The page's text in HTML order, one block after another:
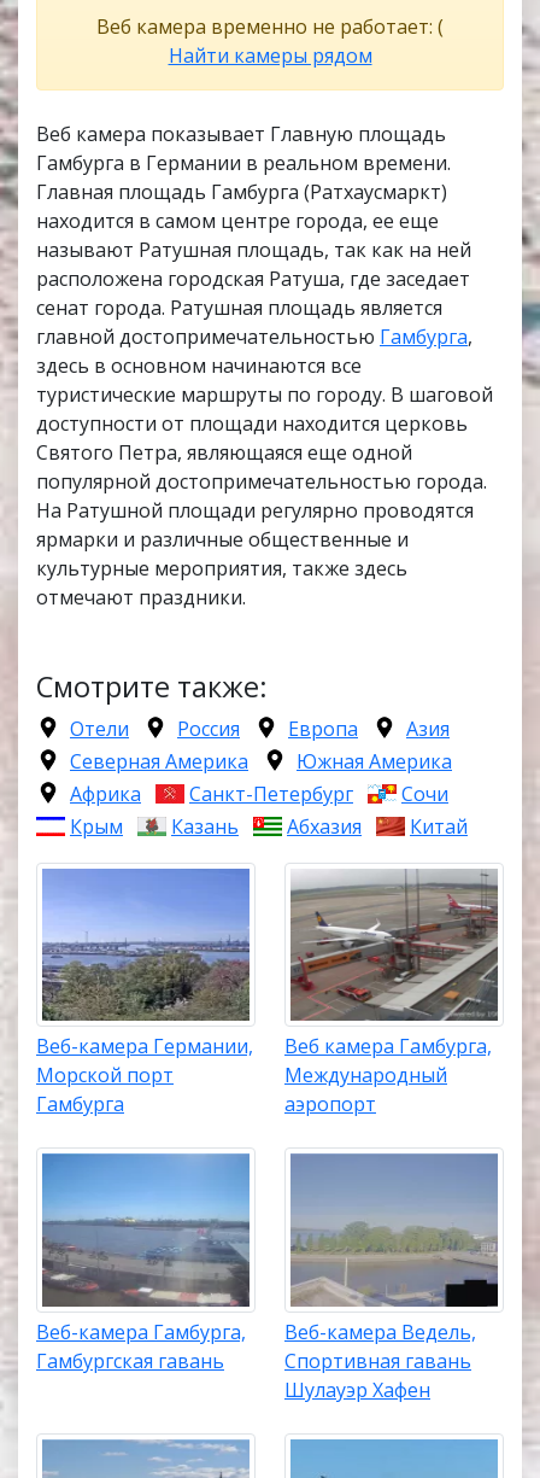
Веб камера временно не работает: (
Найти камеры рядом
Веб камера показывает Главную площадь
Гамбурга в Германии в реальном времени.
Главная площадь Гамбурга (Ратхаусмаркт)
находится в самом центре города, ее еще
называют Ратушная площадь, так как на ней
расположена городская Ратуша, где заседает
сенат города. Ратушная площадь является
главной достопримечательностью Гамбурга,
здесь в основном начинаются все
туристические маршруты по городу. В шаговой
доступности от площади находится церковь
Святого Петра, являющаяся еще одной
популярной достопримечательностью города.
На Ратушной площади регулярно проводятся
ярмарки и различные общественные и
культурные мероприятия, также здесь
отмечают праздники.
Смотрите также:
Отели Россия Европа
Азия
Северная Америка
Южная Америка
Африка
Санкт-Петербург
Сочи
Крым
Казань Абхазия Китай
Веб-камера Германии,
Морской порт
Гамбурга
Веб камера Гамбурга,
Международный
аэропорт
Веб-камера Гамбурга,
Гамбургская гавань
Веб-камера Ведель,
Спортивная гавань
Шулауэр Хафен